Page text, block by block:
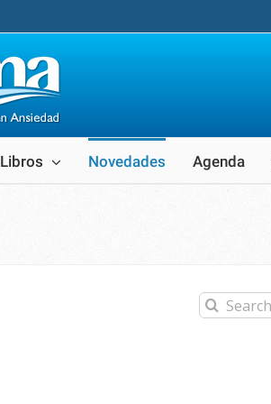
Libros Novedades Agenda
Search
for: